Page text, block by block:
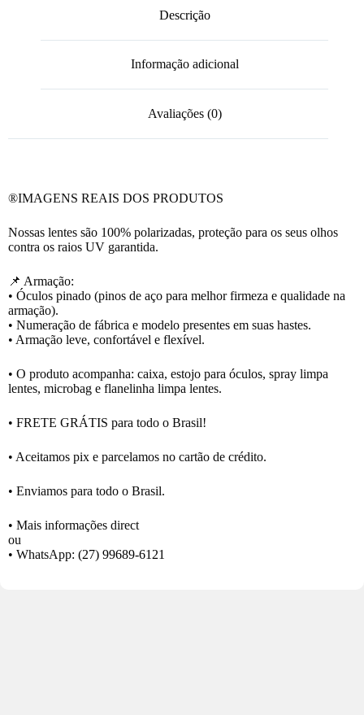
Descrição
Informação adicional
Avaliações (0)
®️IMAGENS REAIS DOS PRODUTOS
Nossas lentes são 100% polarizadas, proteção para os seus olhos
contra os raios UV garantida.
📌 Armação:
• Óculos pinado (pinos de aço para melhor firmeza e qualidade na
armação).
• Numeração de fábrica e modelo presentes em suas hastes.
• Armação leve, confortável e flexível.
• O produto acompanha: caixa, estojo para óculos, spray limpa
lentes, microbag e flanelinha limpa lentes.
• FRETE GRÁTIS para todo o Brasil!
• Aceitamos pix e parcelamos no cartão de crédito.
• Enviamos para todo o Brasil.
• Mais informações direct
ou
• WhatsApp: (27) 99689-6121